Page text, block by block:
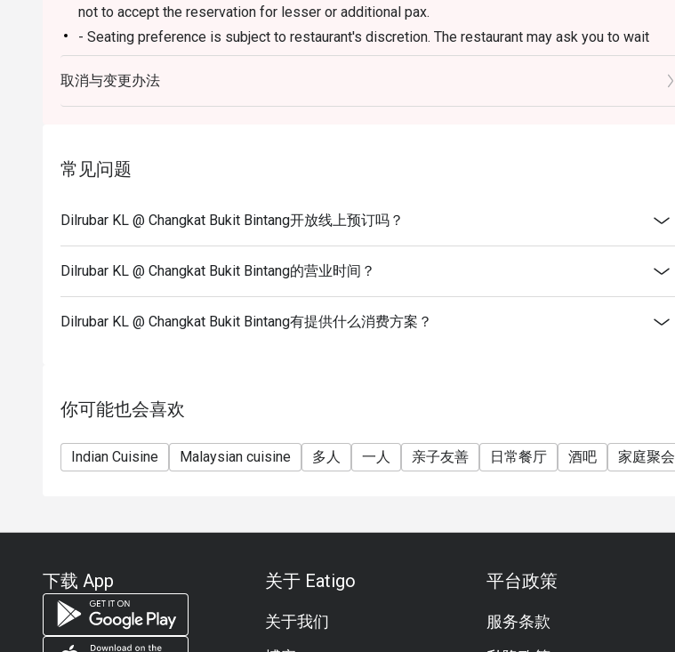
not to accept the reservation for lesser or additional pax.
- Seating preference is subject to restaurant's discretion. The restaurant may ask you to wait
during peak hour.
- Please show your reservation code upon arrival.
取消与变更办法
常见问题
Dilrubar KL @ Changkat Bukit Bintang开放线上预订吗？
Dilrubar KL @ Changkat Bukit Bintang的营业时间？
Dilrubar KL @ Changkat Bukit Bintang有提供什么消费方案？
你可能也会喜欢
Indian Cuisine Malaysian cuisine 多人 一人 亲子友善 日常餐厅 酒吧 家庭聚会
下载 App 关于 Eatigo
关于我们
平台政策
服务条款